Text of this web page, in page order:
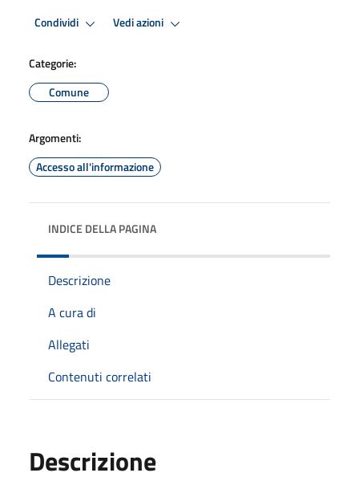
Condividi Vedi azioni
Categorie:
Comune
Argomenti:
Accesso all'informazione
INDICE DELLA PAGINA
Descrizione
A cura di
Allegati
Contenuti correlati
Descrizione